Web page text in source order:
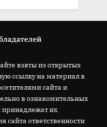
взяты из открытых
ссылку на материал в
сайта и
в ознакомительных
их
сайта ответственности